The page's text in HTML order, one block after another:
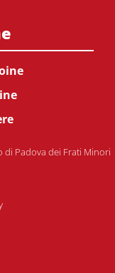
di Padova dei Frati Minori